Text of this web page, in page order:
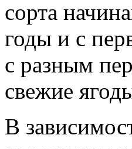
сорта
годы и с
с разным
свежие
В